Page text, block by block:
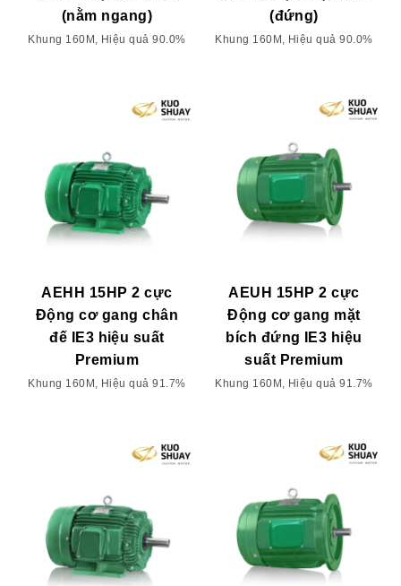
(nằm ngang)
Khung 160M, Hiệu quả 90.0%
(đứng)
Khung 160M, Hiệu quả 90.0%
AEHH 15HP 2 cực
Động cơ gang chân
đế IE3 hiệu suất
Premium
Khung 160M, Hiệu quả 91.7%
AEUH 15HP 2 cực
Động cơ gang mặt
bích đứng IE3 hiệu
suất Premium
Khung 160M, Hiệu quả 91.7%